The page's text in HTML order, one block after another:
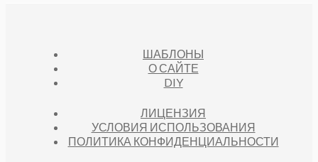
ШАБЛОНЫ
О САЙТЕ
DIY
ЛИЦЕНЗИЯ
УСЛОВИЯ ИСПОЛЬЗОВАНИЯ
ПОЛИТИКА КОНФИДЕНЦИАЛЬНОСТИ